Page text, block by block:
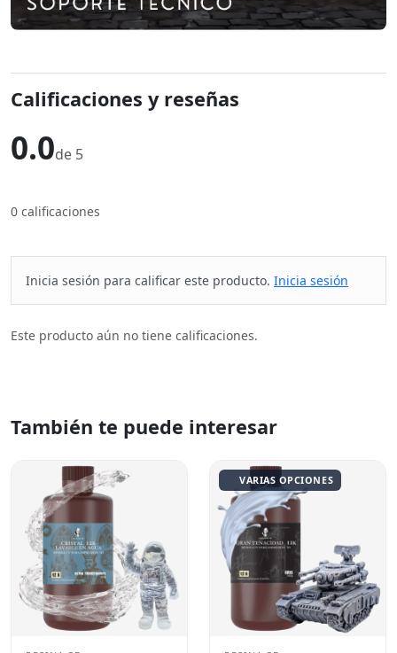
Calificaciones y reseñas
0.0de 5
0 calificaciones
Inicia sesión para calificar este producto. Inicia sesión
Este producto aún no tiene calificaciones.
También te puede interesar
VARIAS OPCIONES